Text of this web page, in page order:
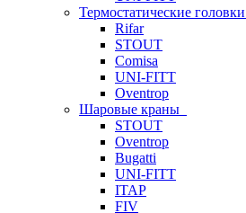
Термостатические головки
Rifar
STOUT
Comisa
UNI-FITT
Oventrop
Шаровые краны
STOUT
Oventrop
Bugatti
UNI-FITT
ITAP
FIV